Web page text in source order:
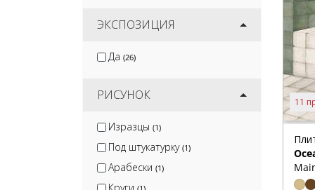
ЭКСПОЗИЦИЯ
Да (26)
РИСУНОК
Изразцы (1)
Под штукатурку (1)
Арабески (1)
11